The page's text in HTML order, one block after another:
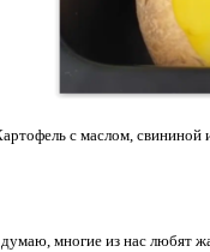
с маслом,
многие из нас любят